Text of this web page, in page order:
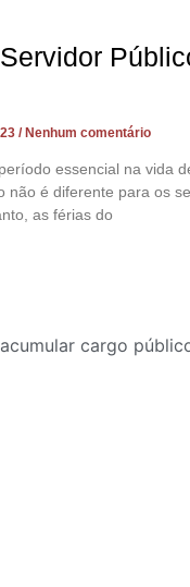
Nenhum comentário
essencial na vida
não é diferente para os
as férias do